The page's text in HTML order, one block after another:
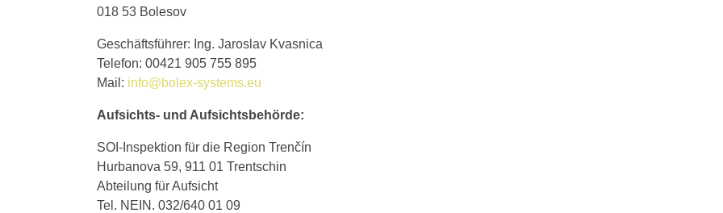
018 53 Bolesov
Geschäftsführer: Ing. Jaroslav Kvasnica
Telefon: 00421 905 755 895
Mail: info@bolex-systems.eu
Aufsichts- und Aufsichtsbehörde:
SOI-Inspektion für die Region Trenčín
Hurbanova 59, 911 01 Trentschin
Abteilung für Aufsicht
Tel. NEIN. 032/640 01 09